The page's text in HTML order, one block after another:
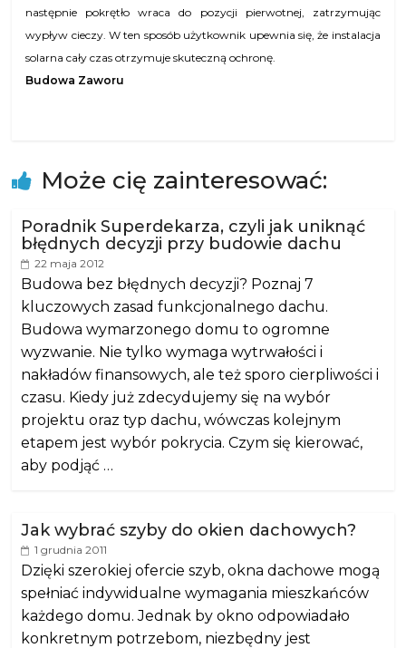
następnie pokrętło wraca do pozycji pierwotnej, zatrzymując
wypływ cieczy. W ten sposób użytkownik upewnia się, że instalacja
solarna cały czas otrzymuje skuteczną ochronę.
Budowa Zaworu
Może cię zainteresować:
Poradnik Superdekarza, czyli jak uniknąć
błędnych decyzji przy budowie dachu
22 maja 2012
Budowa bez błędnych decyzji? Poznaj 7
kluczowych zasad funkcjonalnego dachu.
Budowa wymarzonego domu to ogromne
wyzwanie. Nie tylko wymaga wytrwałości i
nakładów finansowych, ale też sporo cierpliwości i
czasu. Kiedy już zdecydujemy się na wybór
projektu oraz typ dachu, wówczas kolejnym
etapem jest wybór pokrycia. Czym się kierować,
aby podjąć …
Jak wybrać szyby do okien dachowych?
1 grudnia 2011
Dzięki szerokiej ofercie szyb, okna dachowe mogą
spełniać indywidualne wymagania mieszkańców
każdego domu. Jednak by okno odpowiadało
konkretnym potrzebom, niezbędny jest